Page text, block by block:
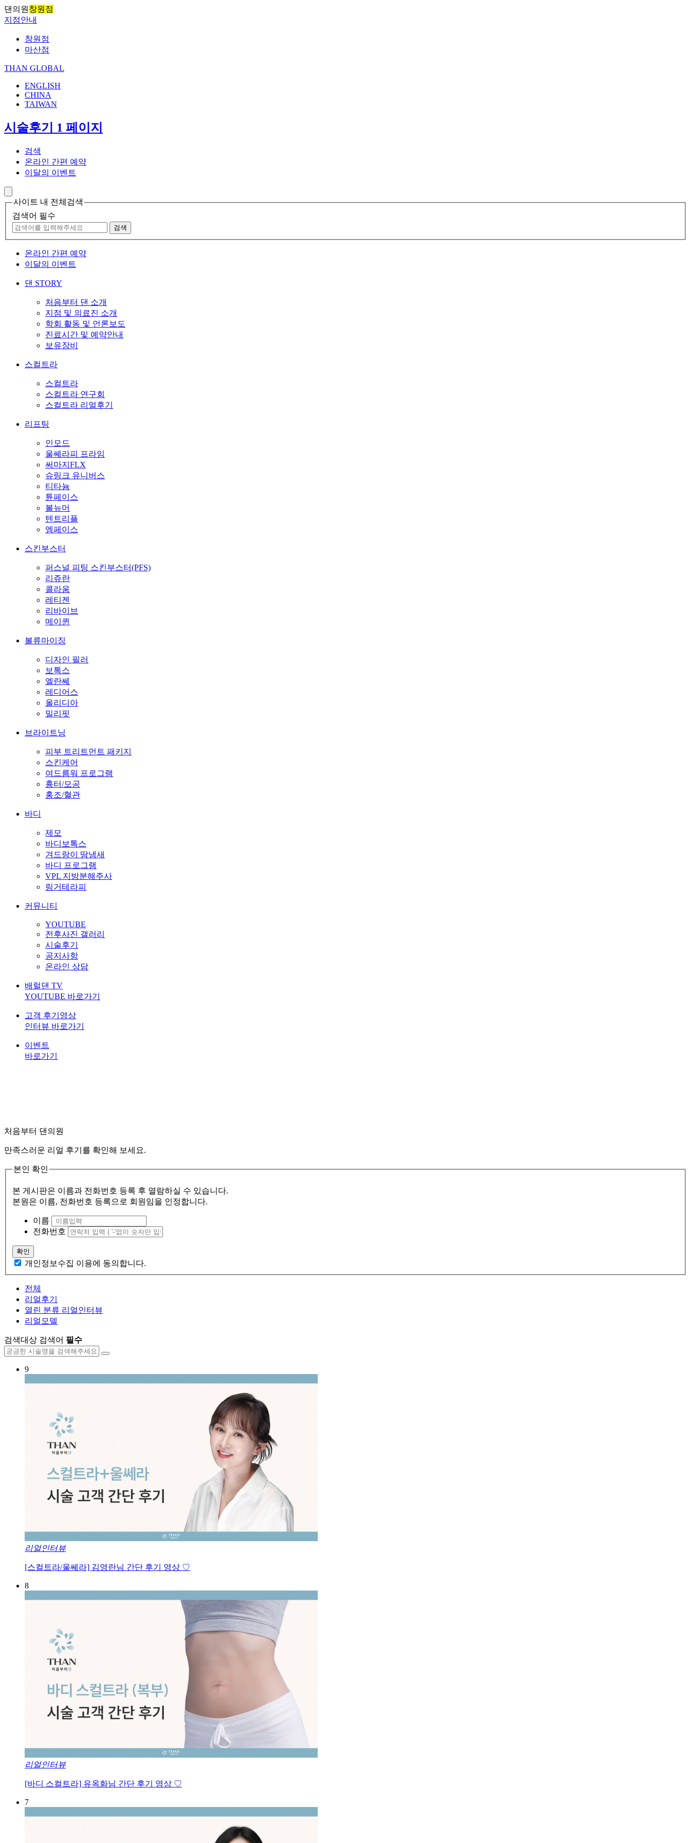
댄의원 창원점
지점안내
창원점
마산점
THAN GLOBAL
ENGLISH
CHINA
TAIWAN
시술후기 1 페이지
검색
온라인 간편 예약
이달의 이벤트
사이트 내 전체검색
검색어 필수
검색
온라인 간편 예약
이달의 이벤트
댄 STORY
처음부터 댄 소개
지점 및 의료진 소개
학회 활동 및 언론보도
진료시간 및 예약안내
보유장비
스컬트라
스컬트라
스컬트라 연구회
스컬트라 리얼후기
리프팅
인모드
울쎄라피 프라임
써마지FLX
슈링크 유니버스
티타늄
튠페이스
볼뉴머
텐트리플
엠페이스
스킨부스터
퍼스널 피팅 스킨부스터(PFS)
리쥬란
콜라움
레티젠
리바이브
메이퀸
볼류마이징
디자인 필러
보톡스
엘란쎄
레디어스
올리디아
밀리핏
브라이트닝
피부 트리트먼트 패키지
스킨케어
여드름워 프로그램
흉터/모공
홍조/혈관
바디
제모
바디보톡스
겨드랑이 땀냄새
바디 프로그램
VPL 지방분해주사
링거테라피
커뮤니티
YOUTUBE
전후사진 갤러리
시술후기
공지사항
온라인 상담
배럴댄 TV
YOUTUBE 바로가기
고객 후기영상
인터뷰 바로가기
이벤트
바로가기
처음부터 댄의원
만족스러운 리얼 후기를 확인해 보세요.
본인 확인
본 게시판은 이름과 전화번호 등록 후 열람하실 수 있습니다.
본원은 이름, 전화번호 등록으로 회원임을 인정합니다.
이름
전화번호
확인
개인정보수집 이용에 동의합니다.
전체
리얼후기
열린 분류 리얼인터뷰
리얼모델
검색대상 검색어 필수
9
리얼인터뷰
[스컬트라/울쎄라] 김영란님 간단 후기 영상 ♡
8
리얼인터뷰
[바디 스컬트라] 유옥화님 간단 후기 영상 ♡
7